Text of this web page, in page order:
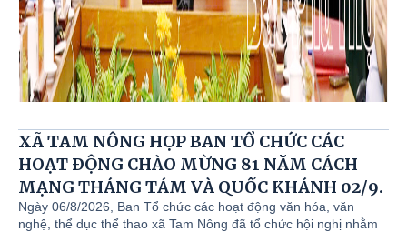
XÃ TAM NÔNG HỌP BAN TỔ CHỨC CÁC
HOẠT ĐỘNG CHÀO MỪNG 81 NĂM CÁCH
MẠNG THÁNG TÁM VÀ QUỐC KHÁNH 02/9.
Ngày 06/8/2026, Ban Tổ chức các hoạt động văn hóa, văn
nghệ, thể dục thể thao xã Tam Nông đã tổ chức hội nghị nhằm